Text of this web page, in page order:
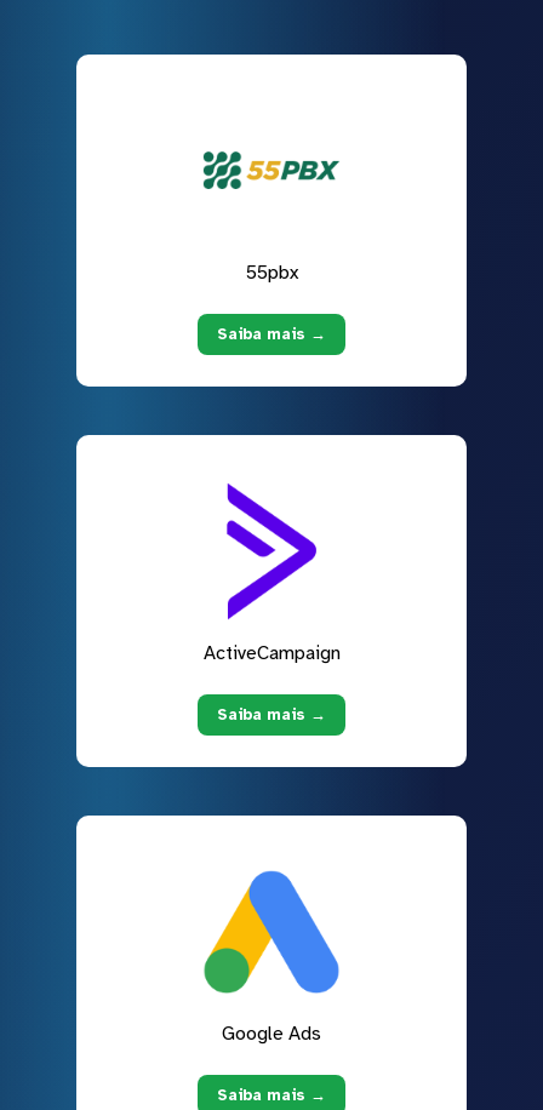
55pbx
Saiba mais →
ActiveCampaign
Saiba mais →
Google Ads
Saiba mais →